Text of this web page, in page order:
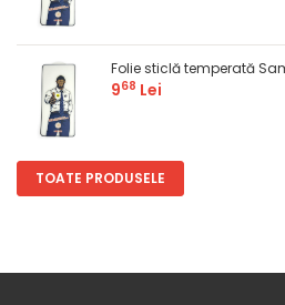
Folie sticlă temperată
968 Lei
TOATE PRODUSELE